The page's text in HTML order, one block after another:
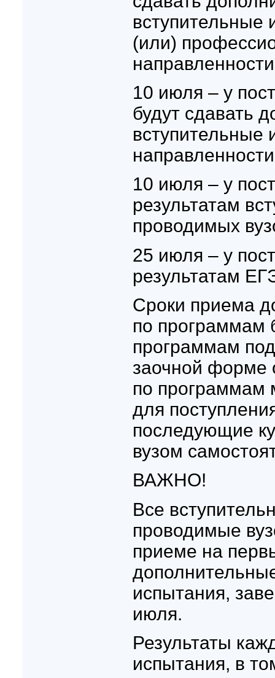
вступительные
(или)
направленности
10 июля – у
будут сдавать
вступительные
направленности
10 июля – у
результатам
проводимых
25 июля – у
результатам
Сроки приема
по программам
программам
заочной форме
по программам
для
последующие
вузом
ВАЖНО!
Все
проводимые
приеме на
испытания,
июля.
Результаты
испытания, в